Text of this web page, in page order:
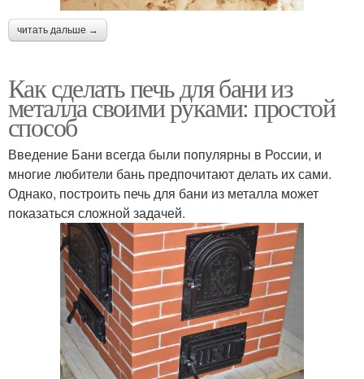
читать дальше →
Как сделать печь для бани из
металла своими руками: простой
способ
Введение Бани всегда были популярны в России, и
многие любители бань предпочитают делать их сами.
Однако, построить печь для бани из металла может
показаться сложной задачей.